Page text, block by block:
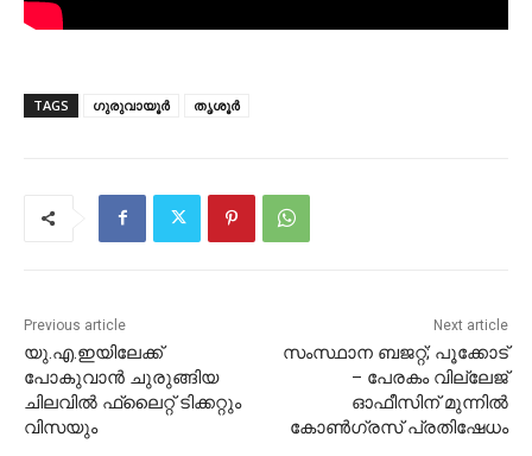
TAGS ഗുരുവായൂർ തൃശൂർ
Previous article
യു.എ.ഇയിലേക്ക്
പോകുവാൻ ചുരുങ്ങിയ
ചിലവിൽ ഫ്ലൈറ്റ് ടിക്കറ്റും
വിസയും
Next article
സംസ്ഥാന ബജറ്റ്; പൂക്കോട്
– പേരകം വില്ലേജ്
ഓഫീസിന് മുന്നിൽ
കോൺഗ്രസ് പ്രതിഷേധം